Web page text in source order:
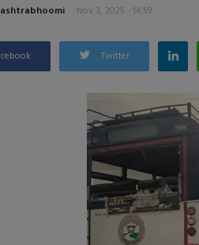
Nov 3, 2025 - 14:59
Twitter